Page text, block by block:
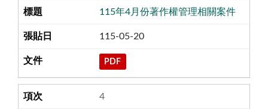
115年4月份著作權管理相關案件
115-05-20
PDF
4